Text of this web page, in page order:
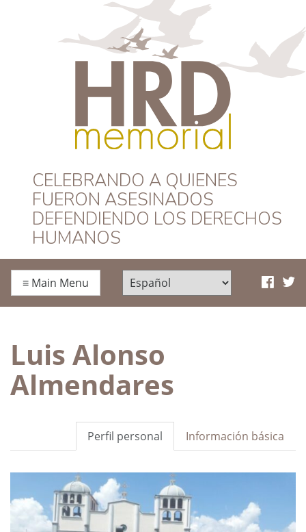
HRD Memorial –
Español
CELEBRANDO A QUIENES
FUERON ASESINADOS
DEFENDIENDO LOS DERECHOS
HUMANOS
≡ Main Menu
Luis Alonso
Almendares
Información básica
Perfil personal